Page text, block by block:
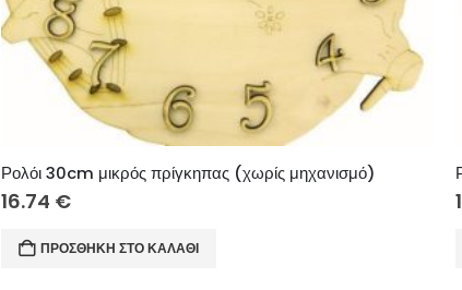
Ρολόι 30cm μικρός πρίγκηπας (χωρίς μηχανισμό)
16.74 €
ΠΡΟΣΘΉΚΗ ΣΤΟ ΚΑΛΆΘΙ